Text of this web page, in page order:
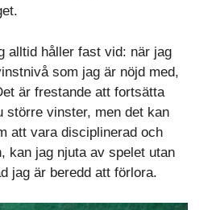
alltid håller fast vid: när jag
som jag är nöjd med,
är frestande att fortsätta
större vinster, men det kan
att vara disciplinerad och
kan jag njuta av spelet utan
jag är beredd att förlora.